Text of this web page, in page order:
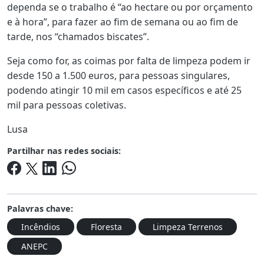
dependa se o trabalho é “ao hectare ou por orçamento
e à hora”, para fazer ao fim de semana ou ao fim de
tarde, nos “chamados biscates”.
Seja como for, as coimas por falta de limpeza podem ir
desde 150 a 1.500 euros, para pessoas singulares,
podendo atingir 10 mil em casos específicos e até 25
mil para pessoas coletivas.
Lusa
Partilhar nas redes sociais:
Palavras chave:
Incêndios
Floresta
Limpeza Terrenos
ANEPC